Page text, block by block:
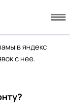
в яндекс
с нее.